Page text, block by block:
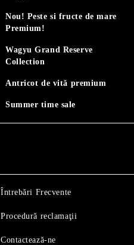
Nou! Peste si fructe de mare
Premium!
Wagyu Grand Reserve
Collection
Antricot de vită premium
Summer time sale
Întrebări Frecvente
Procedură reclamaţii
Contactează-ne